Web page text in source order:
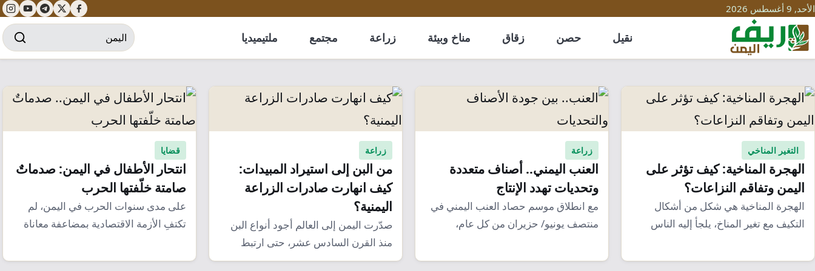
الأحد, 9 أغسطس 2026
نقيل حصن زقاق مناخ وبيئة زراعة مجتمع ملتيميديا
التغير المناخي
الهجرة المناخية: كيف تؤثر على
اليمن وتفاقم النزاعات؟
الهجرة المناخية هي شكل من أشكال
التكيف مع تغير المناخ، يلجأ إليه الناس
زراعة
العنب اليمني.. أصناف متعددة
وتحديات تهدد الإنتاج
مع انطلاق موسم حصاد العنب اليمني في
منتصف يونيو/ حزيران من كل عام،
زراعة
من البن إلى استيراد المبيدات:
كيف انهارت صادرات الزراعة
اليمنية؟
صدّرت اليمن إلى العالم أجود أنواع البن
منذ القرن السادس عشر، حتى ارتبط
اسم…
قضايا
انتحار الأطفال في اليمن: صدماتٌ
صامتة خلّفتها الحرب
على مدى سنوات الحرب في اليمن، لم
تكتفِ الأزمة الاقتصادية بمضاعفة معاناة